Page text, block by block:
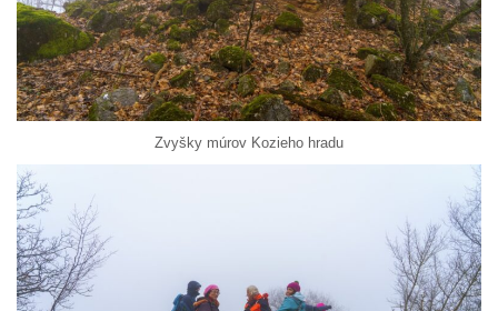
Zvyšky múrov Kozieho hradu